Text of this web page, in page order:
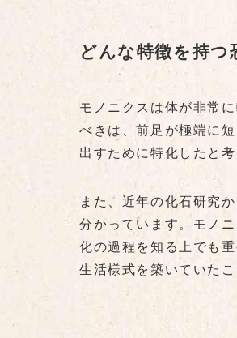
どんな特徴を持つ
モノニクスは体が非常
べきは、前足が極端に
出すために特化したと考
また、近年の化石研究
分かっています。モノ
化の過程を知る上でも
生活様式を築いていた